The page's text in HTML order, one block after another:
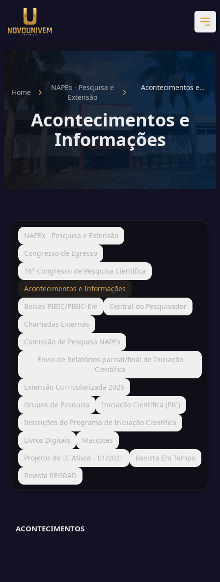
Home
NAPEx - Pesquisa e
Extensão
Acontecimentos e
Informações
Acontecimentos e
Informações
NAPEx - Pesquisa e Extensão
Congresso de Egresso
16° Congresso de Pesquisa Científica
Acontecimentos e Informações
Bolsas PIBIC/PIBIC-Em
Central do Pesquisador
Chamadas Externas
Comissão de Pesquisa NAPEx
Envio de Relatórios parcial/final de Iniciação
Científica
Extensão Curricularizada 2026
Grupos de Pesquisa
Iniciação Científica (PIC)
Inscrições do Programa de Iniciação Científica
Livros Digitais
Mascotes
Projetos de IC Ativos - 01/2021
Revista Em Tempo
Revista REGRAD
ACONTECIMENTOS